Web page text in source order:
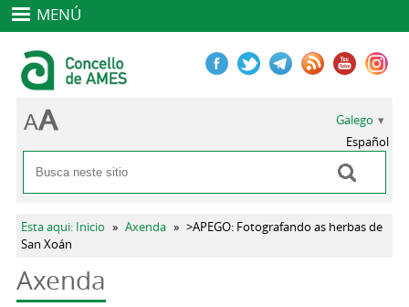
MENÚ
Formulario de busca
Buscar
Galego
Español
Vostede está aquí
Esta aqui: Inicio » Axenda » >APEGO: Fotografando as herbas de
San Xoán
Axenda